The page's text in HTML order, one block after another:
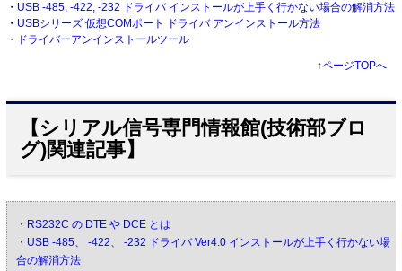
・ USB -485, -422, -232 ドライバ インストールが上手く行かない場合の解消方法
・ USBシリーズ 仮想COMポート ドライバ アンインストール方法
・
ドライバーアンインストールツール
↑ページTOPへ
【シリアル信号専門情報館(技術部ブロ
グ)関連記事】
・ RS232C の DTE や DCE とは
・ USB -485、 -422、 -232 ドライバ Ver4.0 インストールが上手く行かない場
合の解消方法